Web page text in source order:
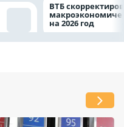
ВТБ
на 2026 год